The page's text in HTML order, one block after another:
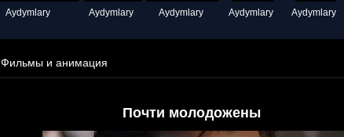
Aydymlary Aydymlary Aydymlary Aydymlary Aydymlary
Фильмы и анимация
Почти молодожены